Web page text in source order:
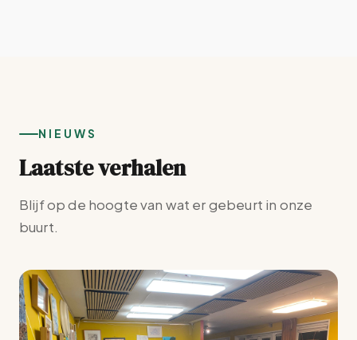
NIEUWS
Laatste verhalen
Blijf op de hoogte van wat er gebeurt in onze
buurt.